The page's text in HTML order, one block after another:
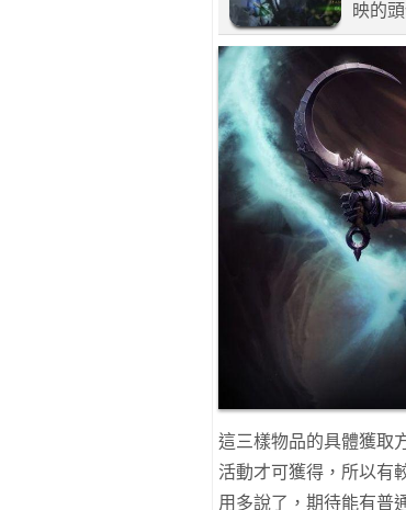
映的
這三樣物品的具體獲取
活動才可獲得，所以有
用多說了，期待能有普